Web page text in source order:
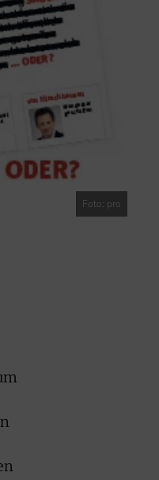
Foto: pro